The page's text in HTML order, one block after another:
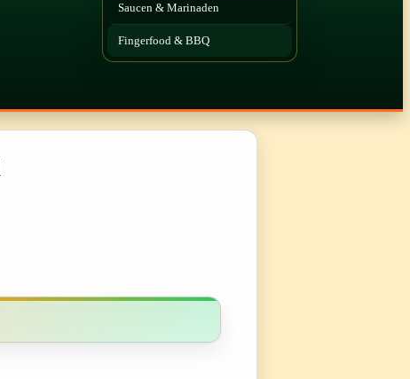
Saucen & Marinaden
Fingerfood & BBQ